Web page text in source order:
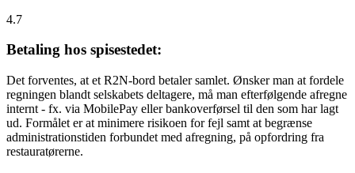
4.7
Betaling hos spisestedet:
Det forventes, at et R2N-bord betaler samlet. Ønsker man at fordele
regningen blandt selskabets deltagere, må man efterfølgende afregne
internt - fx. via MobilePay eller bankoverførsel til den som har lagt
ud. Formålet er at minimere risikoen for fejl samt at begrænse
administrationstiden forbundet med afregning, på opfordring fra
restauratørerne.